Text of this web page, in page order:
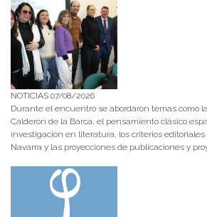
NOTICIAS 07/08/2026
Durante el encuentro se abordaron temas como
Calderón de la Barca, el pensamiento clásico
investigación en literatura, los criterios
Navarra y las proyecciones de publicaciones y